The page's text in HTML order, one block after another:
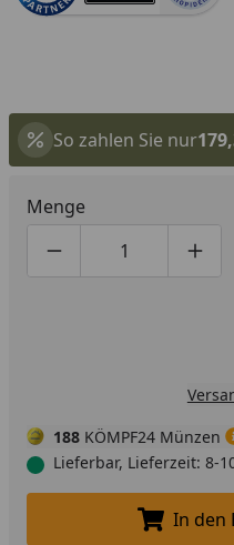
So zahlen Sie nur
Menge
Produktmenge um
188 KÖMPF24 Münzen
Lieferbar, Lieferzeit: 8-
In den